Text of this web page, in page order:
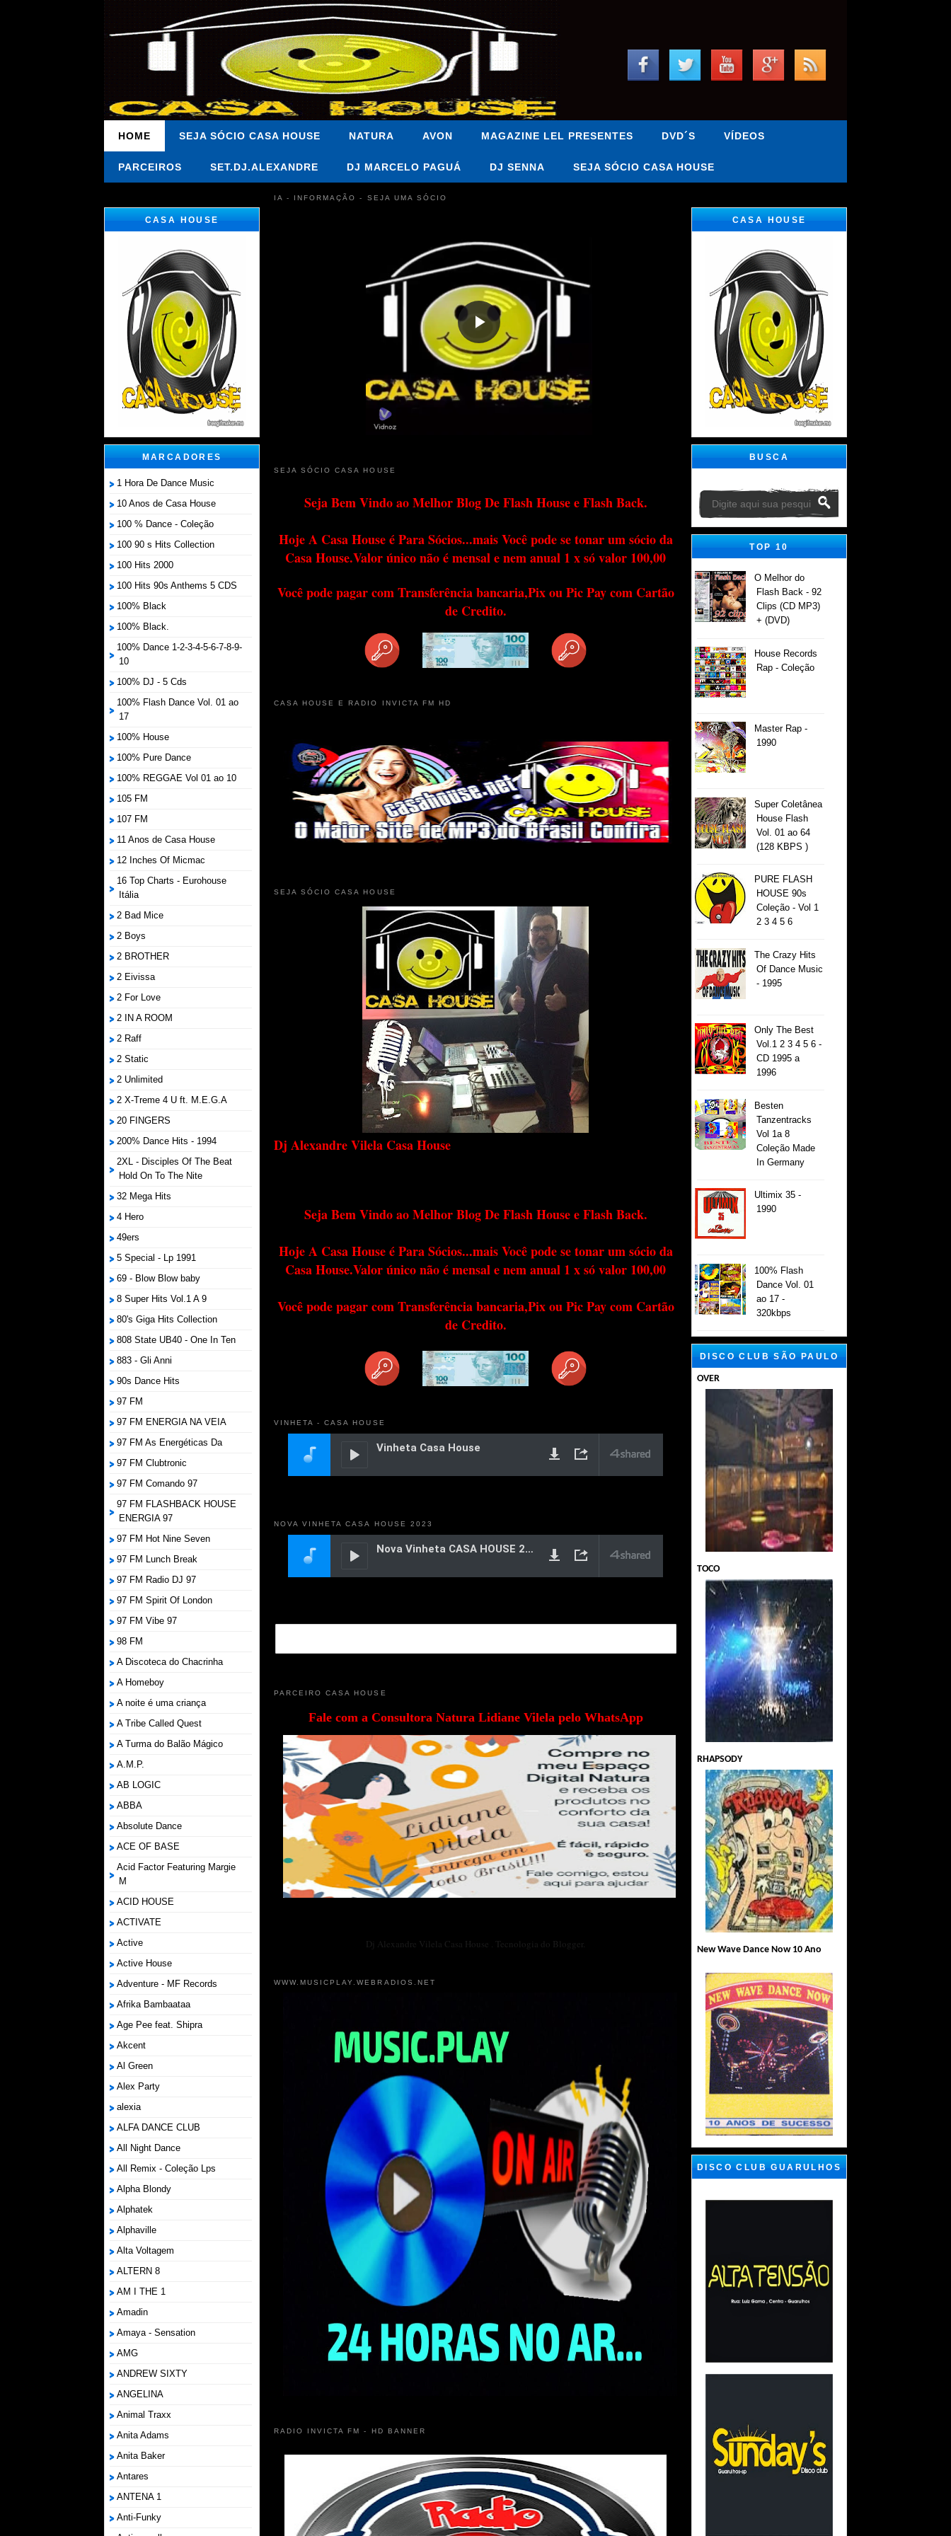
HOME SEJA SÓCIO CASA HOUSE NATURA AVON MAGAZINE LEL PRESENTES DVD´S VÍDEOS
PARCEIROS SET.DJ.ALEXANDRE DJ MARCELO PAGUÁ DJ SENNA SEJA SÓCIO CASA HOUSE
CASA HOUSE
MARCADORES
1 Hora De Dance Music
10 Anos de Casa House
100 % Dance - Coleção
100 90 s Hits Collection
100 Hits 2000
100 Hits 90s Anthems 5 CDS
100% Black
100% Black.
100% Dance 1-2-3-4-5-6-7-8-9-
10
100% DJ - 5 Cds
100% Flash Dance Vol. 01 ao
17
100% House
100% Pure Dance
100% REGGAE Vol 01 ao 10
105 FM
107 FM
11 Anos de Casa House
12 Inches Of Micmac
16 Top Charts - Eurohouse
Itália
2 Bad Mice
2 Boys
2 BROTHER
2 Eivissa
2 For Love
2 IN A ROOM
2 Raff
2 Static
2 Unlimited
2 X-Treme 4 U ft. M.E.G.A
20 FINGERS
200% Dance Hits - 1994
2XL - Disciples Of The Beat
Hold On To The Nite
32 Mega Hits
4 Hero
49ers
5 Special - Lp 1991
69 - Blow Blow baby
8 Super Hits Vol.1 A 9
80's Giga Hits Collection
808 State UB40 - One In Ten
883 - Gli Anni
90s Dance Hits
97 FM
97 FM ENERGIA NA VEIA
97 FM As Energéticas Da
97 FM Clubtronic
97 FM Comando 97
97 FM FLASHBACK HOUSE
ENERGIA 97
97 FM Hot Nine Seven
97 FM Lunch Break
97 FM Radio DJ 97
97 FM Spirit Of London
97 FM Vibe 97
98 FM
A Discoteca do Chacrinha
A Homeboy
A noite é uma criança
A Tribe Called Quest
A Turma do Balão Mágico
A.M.P.
AB LOGIC
ABBA
Absolute Dance
ACE OF BASE
Acid Factor Featuring Margie
M
ACID HOUSE
ACTIVATE
Active
Active House
Adventure - MF Records
Afrika Bambaataa
Age Pee feat. Shipra
Akcent
Al Green
Alex Party
alexia
ALFA DANCE CLUB
All Night Dance
All Remix - Coleção Lps
Alpha Blondy
Alphatek
Alphaville
Alta Voltagem
ALTERN 8
AM I THE 1
Amadin
Amaya - Sensation
AMG
ANDREW SIXTY
ANGELINA
Animal Traxx
Anita Adams
Anita Baker
Antares
ANTENA 1
Anti-Funky
IA - INFORMAÇÃO - SEJA UMA SÓCIO
SEJA SÓCIO CASA HOUSE
Seja Bem Vindo ao Melhor Blog De Flash House e Flash Back.
Hoje A Casa House é Para Sócios...mais Você pode se tonar um sócio da
Casa House.Valor único não é mensal e nem anual 1 x só valor 100,00
Você pode pagar com Transferência bancaria,Pix ou Pic Pay com Cartão
de Credito.
CASA HOUSE E RADIO INVICTA FM HD
SEJA SÓCIO CASA HOUSE
Dj Alexandre Vilela Casa House
Seja Bem Vindo ao Melhor Blog De Flash House e Flash Back.
Hoje A Casa House é Para Sócios...mais Você pode se tonar um sócio da
Casa House.Valor único não é mensal e nem anual 1 x só valor 100,00
Você pode pagar com Transferência bancaria,Pix ou Pic Pay com Cartão
de Credito.
VINHETA - CASA HOUSE
NOVA VINHETA CASA HOUSE 2023
PARCEIRO CASA HOUSE
Fale com a Consultora Natura Lidiane Vilela pelo WhatsApp
Dj Alexandre Vilela Casa House . Tecnologia do Blogger
WWW.MUSICPLAY.WEBRADIOS.NET
RADIO INVICTA FM - HD BANNER
CASA HOUSE
BUSCA
TOP 10
O Melhor do
Flash Back - 92
Clips (CD MP3)
+ (DVD)
House Records
Rap - Coleção
Master Rap -
1990
Super Coletânea
House Flash
Vol. 01 ao 64
(128 KBPS )
PURE FLASH
HOUSE 90s
Coleção - Vol 1
2 3 4 5 6
The Crazy Hits
Of Dance Music
- 1995
Only The Best
Vol.1 2 3 4 5 6 -
CD 1995 a
1996
Besten
Tanzentracks
Vol 1a 8
Coleção Made
In Germany
Ultimix 35 -
1990
100% Flash
Dance Vol. 01
ao 17 -
320kbps
DISCO CLUB SÃO PAULO
OVER
TOCO
RHAPSODY
New Wave Dance Now 10 Ano
DISCO CLUB GUARULHOS